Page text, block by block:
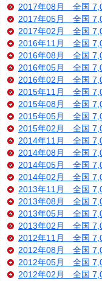
2017年08月 全国
2017年05月 全国
2017年02月 全国
2016年11月 全国
2016年08月 全国
2016年05月 全国
2016年02月 全国
2015年11月 全国
2015年08月 全国
2015年05月 全国
2015年02月 全国
2014年11月 全国
2014年08月 全国
2014年05月 全国
2014年02月 全国
2013年11月 全国
2013年08月 全国
2013年05月 全国
2013年02月 全国
2012年11月 全国
2012年08月 全国
2012年05月 全国
2012年02月 全国